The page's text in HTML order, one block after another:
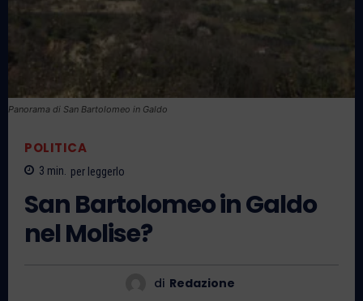
Panorama di San Bartolomeo in Galdo
POLITICA
3 min. per leggerlo
San Bartolomeo in Galdo
nel Molise?
di Redazione